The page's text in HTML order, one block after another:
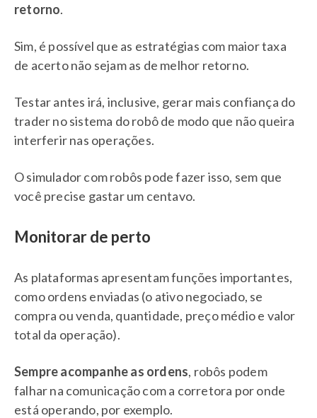
retorno.
Sim, é possível que as estratégias com maior taxa
de acerto não sejam as de melhor retorno.
Testar antes irá, inclusive, gerar mais confiança do
trader no sistema do robô de modo que não queira
interferir nas operações.
O simulador com robôs pode fazer isso, sem que
você precise gastar um centavo.
Monitorar de perto
As plataformas apresentam funções importantes,
como ordens enviadas (o ativo negociado, se
compra ou venda, quantidade, preço médio e valor
total da operação).
Sempre acompanhe as ordens, robôs podem
falhar na comunicação com a corretora por onde
está operando, por exemplo.